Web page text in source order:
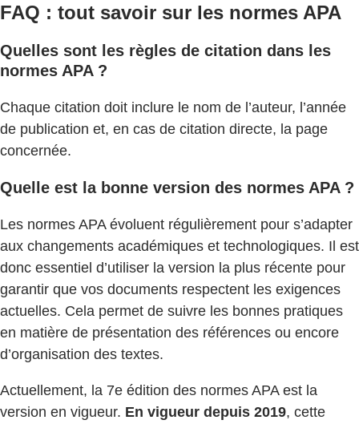
FAQ : tout savoir sur les normes APA
Quelles sont les règles de citation dans les
normes APA ?
Chaque citation doit inclure le nom de l’auteur, l’année
de publication et, en cas de citation directe, la page
concernée.
Quelle est la bonne version des normes APA ?
Les normes APA évoluent régulièrement pour s’adapter
aux changements académiques et technologiques. Il est
donc essentiel d’utiliser la version la plus récente pour
garantir que vos documents respectent les exigences
actuelles. Cela permet de suivre les bonnes pratiques
en matière de présentation des références ou encore
d’organisation des textes.
Actuellement, la 7e édition des normes APA est la
version en vigueur. En vigueur depuis 2019, cette